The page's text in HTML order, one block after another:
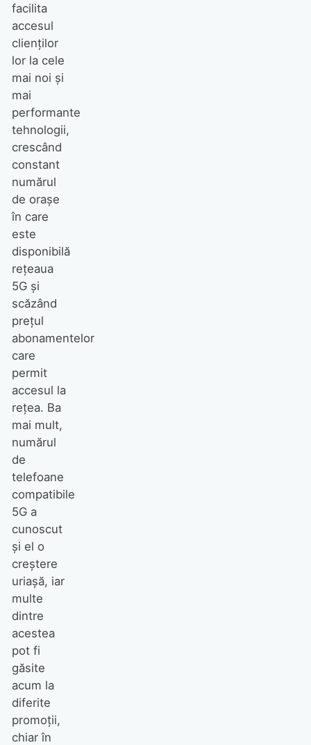
facilita
accesul
clienților
lor la cele
mai noi și
mai
performante
tehnologii,
crescând
constant
numărul
de orașe
în care
este
disponibilă
rețeaua
5G și
scăzând
prețul
abonamentelor
care
permit
accesul la
rețea. Ba
mai mult,
numărul
de
telefoane
compatibile
5G a
cunoscut
și el o
creștere
uriașă, iar
multe
dintre
acestea
pot fi
găsite
acum la
diferite
promoții,
chiar în